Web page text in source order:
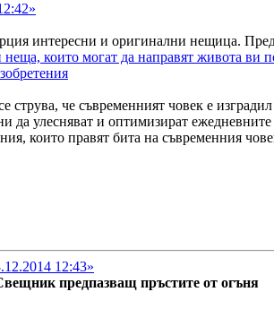
интересни и оригинални нещица.
които могат да направят живота ви
струва, че съвременният човек е
да улесняват и оптимизират
които правят бита на съвременния
12:43»
предпазващ пръстите от огъня